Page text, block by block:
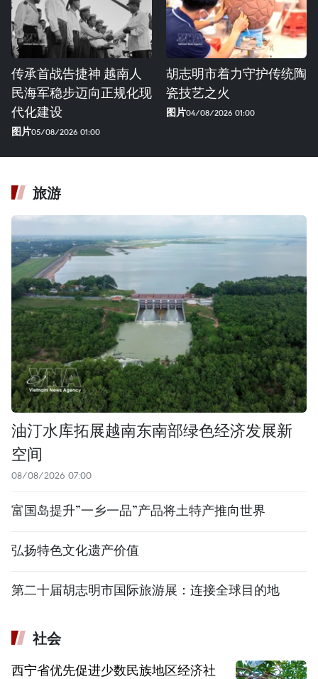
传承首战告捷神 越南人
民海军稳步迈向正规化现
代化建设
图片05/08/2026 01:00
胡志明市着力守护传统陶
瓷技艺之火
图片04/08/2026 01:00
旅游
油汀水库拓展越南东南部绿色经济发展新
空间
08/08/2026 07:00
富国岛提升”一乡一品”产品将土特产推向世界
弘扬特色文化遗产价值
第二十届胡志明市国际旅游展：连接全球目的地
社会
西宁省优先促进少数民族地区经济社